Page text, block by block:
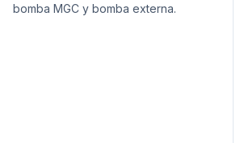
bomba MGC y bomba externa.